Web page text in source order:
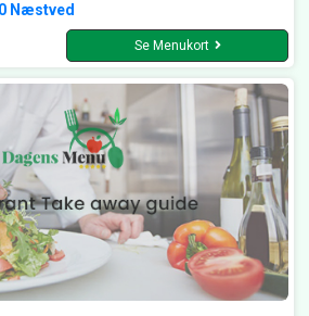
Næstved
Se Menukort